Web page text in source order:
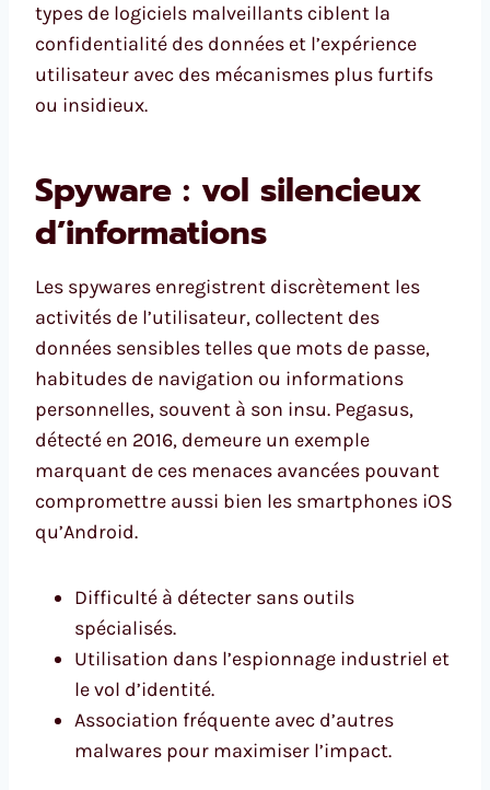
types de logiciels malveillants ciblent la
confidentialité des données et l’expérience
utilisateur avec des mécanismes plus furtifs
ou insidieux.
Spyware : vol silencieux
d’informations
Les spywares enregistrent discrètement les
activités de l’utilisateur, collectent des
données sensibles telles que mots de passe,
habitudes de navigation ou informations
personnelles, souvent à son insu. Pegasus,
détecté en 2016, demeure un exemple
marquant de ces menaces avancées pouvant
compromettre aussi bien les smartphones iOS
qu’Android.
Difficulté à détecter sans outils
spécialisés.
Utilisation dans l’espionnage industriel et
le vol d’identité.
Association fréquente avec d’autres
malwares pour maximiser l’impact.